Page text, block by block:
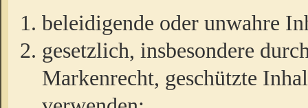
beleidigende oder unwahre
gesetzlich, insbesondere
Markenrecht, geschützte